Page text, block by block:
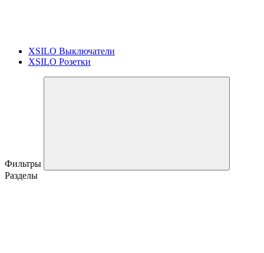
XSILO Выключатели
XSILO Розетки
Фильтры
Разделы